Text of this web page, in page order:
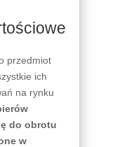
przedmiot
ich
na rynku
do obrotu
w